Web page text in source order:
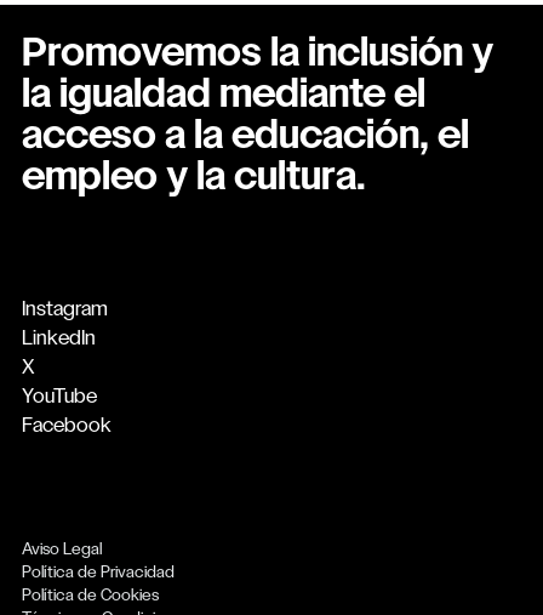
Promovemos la inclusión y
la igualdad mediante el
acceso a la educación, el
empleo y la cultura.
Instagram
LinkedIn
X
YouTube
Facebook
Aviso Legal
Política de Privacidad
Política de Cookies